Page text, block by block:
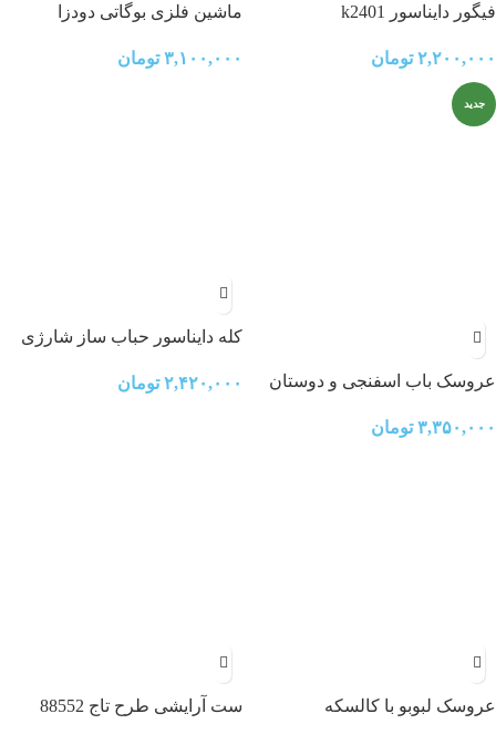
فیگور دایناسور k2401
۲,۲۰۰,۰۰۰ تومان
ماشین فلزی بوگاتی دودزا
۳,۱۰۰,۰۰۰ تومان
جدید
عروسک باب اسفنجی و دوستان
۳,۳۵۰,۰۰۰ تومان
کله دایناسور حباب ساز شارژی
۲,۴۲۰,۰۰۰ تومان
عروسک لبوبو با کالسکه ست آرایشی طرح تاج 88552